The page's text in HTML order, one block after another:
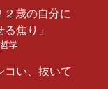
歳の自分に
焦り」
学
コい、抜いて